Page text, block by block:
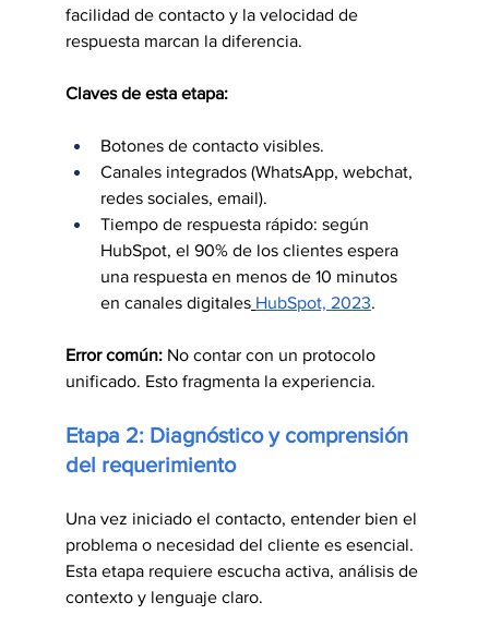
facilidad de contacto y la velocidad de
respuesta marcan la diferencia.
Claves de esta etapa:
Botones de contacto visibles.
Canales integrados (WhatsApp, webchat,
redes sociales, email).
Tiempo de respuesta rápido: según
HubSpot, el 90% de los clientes espera
una respuesta en menos de 10 minutos
en canales digitales HubSpot, 2023.
Error común: No contar con un protocolo
unificado. Esto fragmenta la experiencia.
Etapa 2: Diagnóstico y comprensión
del requerimiento
Una vez iniciado el contacto, entender bien el
problema o necesidad del cliente es esencial.
Esta etapa requiere escucha activa, análisis de
contexto y lenguaje claro.